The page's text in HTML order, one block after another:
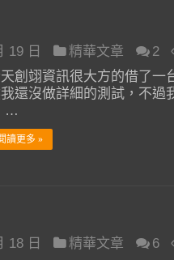
19 日 精華文章 2
創翊資訊很大方的借了一
還沒做詳細的測試，不過
…
讀更多 »
18 日 精華文章 6